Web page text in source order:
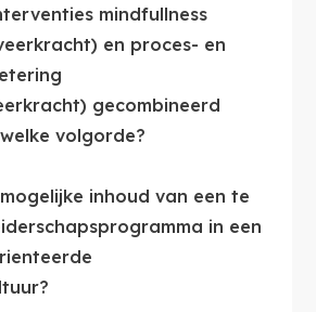
mindfullness
en proces- en
gecombineerd
volgorde?
inhoud van een te
in een